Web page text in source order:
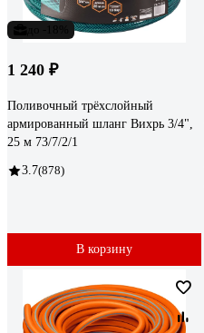
1 240 ₽
Поливочный трёхслойный
армированный шланг Вихрь 3/4",
25 м 73/7/2/1
3.7(878)
В корзину